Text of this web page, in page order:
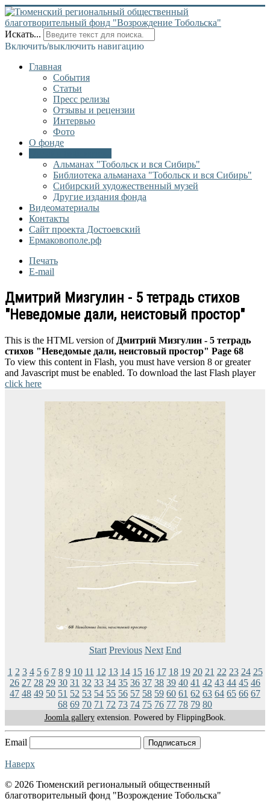
Искать...
Включить/выключить навигацию
Главная
События
Статьи
Пресс релизы
Отзывы и рецензии
Интервью
Фото
О фонде
Альманах "Тобольск и вся Сибирь"
Библиотека альманаха "Тобольск и вся Сибирь"
Сибирский художественный музей
Другие издания фонда
Видеоматериалы
Контакты
Сайт проекта Достоевский
Ермаковополе.рф
Печать
E-mail
Дмитрий Мизгулин - 5 тетрадь стихов
"Неведомые дали, неистовый простор"
This is the HTML version of Дмитрий Мизгулин - 5 тетрадь
стихов "Неведомые дали, неистовый простор" Page 68
To view this content in Flash, you must have version 8 or greater
and Javascript must be enabled. To download the last Flash player
click here
Start Previous Next End
1 2 3 4 5 6 7 8 9 10 11 12 13 14 15 16 17 18 19 20 21 22 23 24 25
26 27 28 29 30 31 32 33 34 35 36 37 38 39 40 41 42 43 44 45 46
47 48 49 50 51 52 53 54 55 56 57 58 59 60 61 62 63 64 65 66 67
68 69 70 71 72 73 74 75 76 77 78 79 80
Joomla galleryextension. Powered by FlippingBook.
Email Подписаться
Наверх
© 2026 Тюменский региональный общественный
благотворительный фонд "Возрождение Тобольска"